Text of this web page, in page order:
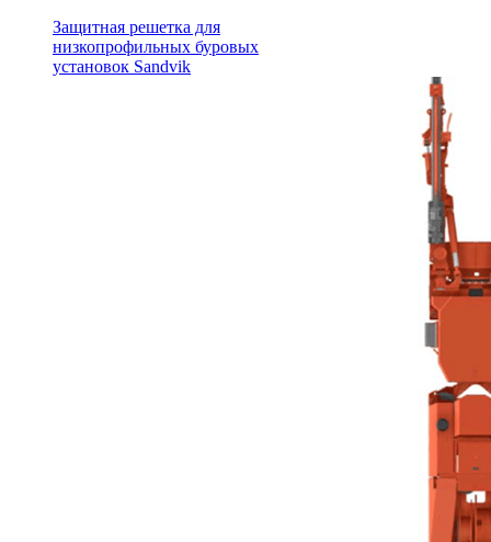
Защитная решетка для
низкопрофильных буровых
установок Sandvik